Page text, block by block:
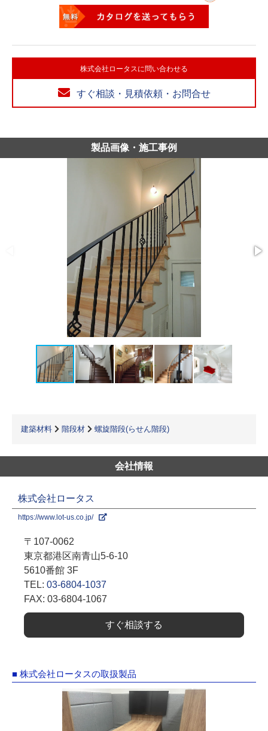
株式会社ロータスに問い合わせる
すぐ相談・見積依頼・お問合せ
製品画像・施工事例
建築材料 階段材 螺旋階段(らせん階段)
会社情報
株式会社ロータス
https://www.lot-us.co.jp/
〒107-0062
東京都港区南青山5-6-10
5610番館 3F
TEL: 03-6804-1037
FAX: 03-6804-1067
すぐ相談する
■ 株式会社ロータスの取扱製品